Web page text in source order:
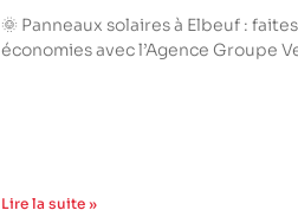
🌞 Panneaux solaires à Elbeuf :
économies avec l’Agence Groupe
Lire la suite »